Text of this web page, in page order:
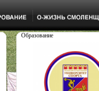
Образование